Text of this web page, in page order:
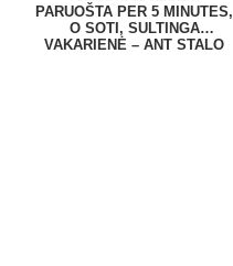
PARUOŠTA PER 5 MINUTES,
O SOTI, SULTINGA
VAKARIENĖ – ANT STALO